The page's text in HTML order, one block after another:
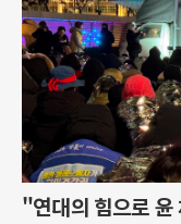
"연대의 힘으로